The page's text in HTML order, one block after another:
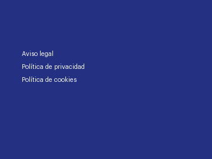
Aviso legal
Política de privacidad
Política de cookies